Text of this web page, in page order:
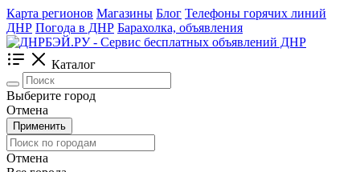
Карта регионов Магазины Блог Телефоны горячих линий
ДНР Погода в ДНР Барахолка, объявления
Каталог
Выберите город
Отмена
Применить
Отмена